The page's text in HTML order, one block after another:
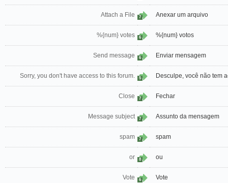
Attach a File 7 Anexar um arquivo
%{num} votes 6 %{num} votos
Send message 6 Enviar mensagem
Sorry, you don't have access to this forum. 5 Desculpe, você não tem
Close 7 Fechar
Message subject 7 Assunto da mensagem
spam 7 spam
or 8 ou
Vote 6 Vote